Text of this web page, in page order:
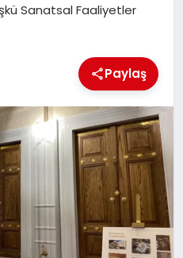
Sanatsal Faaliyetler
Paylaş